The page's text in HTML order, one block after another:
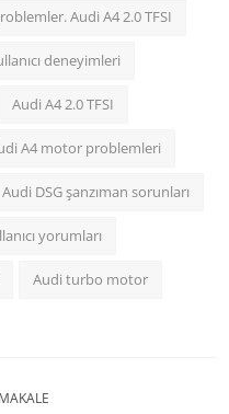
Audi A4 2.0 TFSI
deneyimleri
Audi A4 2.0 TFSI
A4 motor problemleri
Audi DSG şanzıman sorunları
yorumları
Audi turbo motor